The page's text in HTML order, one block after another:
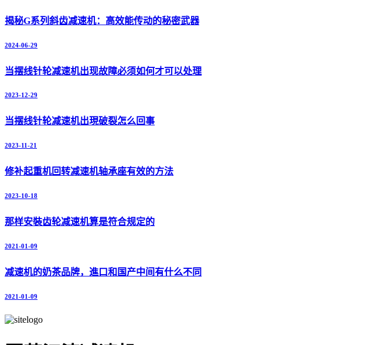
揭秘G系列斜齿减速机：高效能传动的秘密武器
2024-06-29
当摆线针轮减速机出现故障必须如何才可以处理
2023-12-29
当摆线针轮减速机出現破裂怎么回事
2023-11-21
修补起重机回转减速机轴承座有效的方法
2023-10-18
那样安裝齿轮减速机算是符合规定的
2021-01-09
减速机的奶茶品牌，進口和国产中间有什么不同
2021-01-09